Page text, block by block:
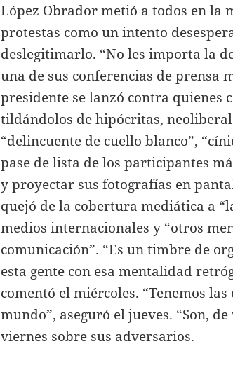
López Obrador metió a todos en la
protestas como un intento
deslegitimarlo. “No les importa la
una de sus conferencias de prensa
presidente se lanzó contra quienes
tildándolos de hipócritas,
“delincuente de cuello blanco”,
pase de lista de los participantes
y proyectar sus fotografías en
quejó de la cobertura mediática a
medios internacionales y “otros
comunicación”. “Es un timbre de
esta gente con esa mentalidad
comentó el miércoles. “Tenemos
mundo”, aseguró el jueves. “Son,
viernes sobre sus adversarios.